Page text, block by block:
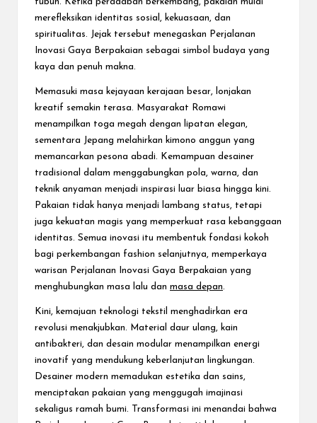
merefleksikan identitas sosial, kekuasaan, dan
spiritualitas. Jejak tersebut menegaskan Perjalanan
Inovasi Gaya Berpakaian sebagai simbol budaya yang
kaya dan penuh makna.
Memasuki masa kejayaan kerajaan besar, lonjakan
kreatif semakin terasa. Masyarakat Romawi
menampilkan toga megah dengan lipatan elegan,
sementara Jepang melahirkan kimono anggun yang
memancarkan pesona abadi. Kemampuan desainer
tradisional dalam menggabungkan pola, warna, dan
teknik anyaman menjadi inspirasi luar biasa hingga kini.
Pakaian tidak hanya menjadi lambang status, tetapi
juga kekuatan magis yang memperkuat rasa kebanggaan
identitas. Semua inovasi itu membentuk fondasi kokoh
bagi perkembangan fashion selanjutnya, memperkaya
warisan Perjalanan Inovasi Gaya Berpakaian yang
menghubungkan masa lalu dan masa depan.
Kini, kemajuan teknologi tekstil menghadirkan era
revolusi menakjubkan. Material daur ulang, kain
antibakteri, dan desain modular menampilkan energi
inovatif yang mendukung keberlanjutan lingkungan.
Desainer modern memadukan estetika dan sains,
menciptakan pakaian yang menggugah imajinasi
sekaligus ramah bumi. Transformasi ini menandai bahwa